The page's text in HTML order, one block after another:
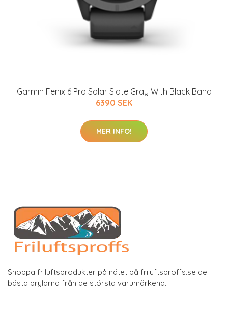
Garmin Fenix 6 Pro Solar Slate Gray With Black Band
6390 SEK
MER INFO!
Shoppa friluftsprodukter på nätet på friluftsproffs.se de
bästa prylarna från de största varumärkena.